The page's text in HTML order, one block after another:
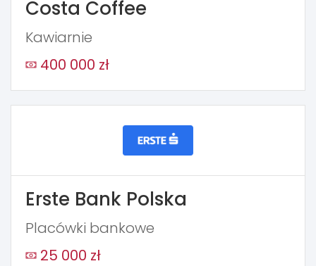
Costa Coffee
Kawiarnie
400 000 zł
Erste Bank Polska
Placówki bankowe
25 000 zł